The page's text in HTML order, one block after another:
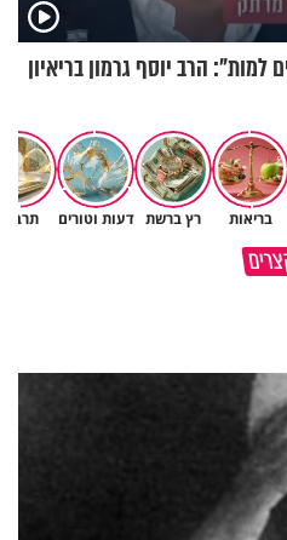
הרב יוסף גרמון בריאיון
בריאות רץ ברשת דעות וטורים
כל הטיפים לשניצל המושלם של